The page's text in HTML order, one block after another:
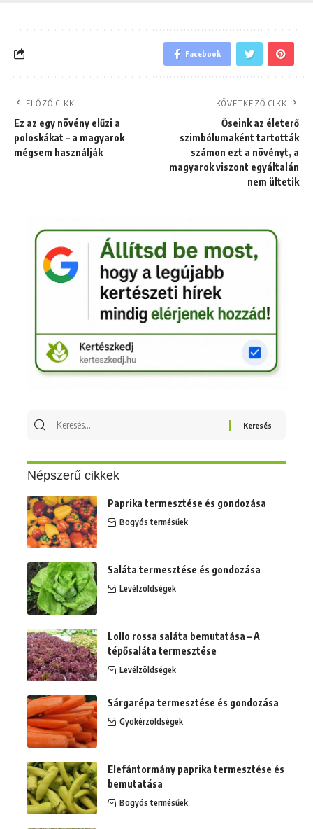
Facebook
ELŐZŐ CIKK
Ez az egy növény elűzi a
poloskákat – a magyarok
mégsem használják
KÖVETKEZŐ CIKK
Őseink az életerő
szimbólumaként tartották
számon ezt a növényt, a
magyarok viszont egyáltalán
nem ültetik
Keresés
Népszerű cikkek
Paprika termesztése és gondozása
Bogyós termésűek
Saláta termesztése és gondozása
Levélzöldségek
Lollo rossa saláta bemutatása – A
tépősaláta termesztése
Levélzöldségek
Sárgarépa termesztése és gondozása
Gyökérzöldségek
Elefántormány paprika termesztése és
bemutatása
Bogyós termésűek